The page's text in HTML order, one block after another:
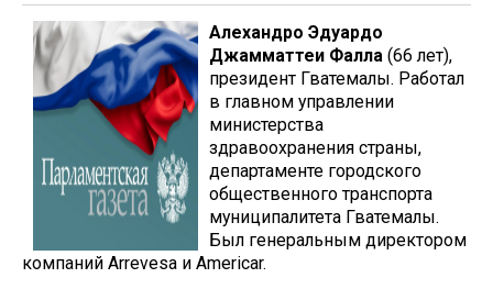
Алехандро Эдуардо
Джамматтеи Фалла (66 лет),
президент Гватемалы. Работал
в главном управлении
министерства
здравоохранения страны,
департаменте городского
общественного транспорта
муниципалитета Гватемалы.
Был генеральным директором
компаний Arrevesa и Americar.